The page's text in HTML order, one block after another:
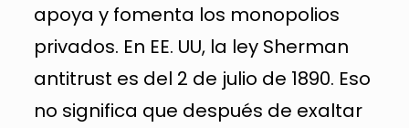
apoya y fomenta los monopolios
privados. En EE. UU, la ley Sherman
antitrust es del 2 de julio de 1890. Eso
no significa que después de exaltar